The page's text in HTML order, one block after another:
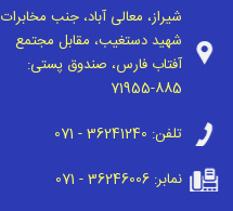
شیراز، معالی آباد، جنب مخابرات
شهید دستغیب، مقابل مجتمع
آفتاب فارس، صندوق پستی:
71955-885
تلفن: 071 - 36241240
نمابر:071 - 36246006